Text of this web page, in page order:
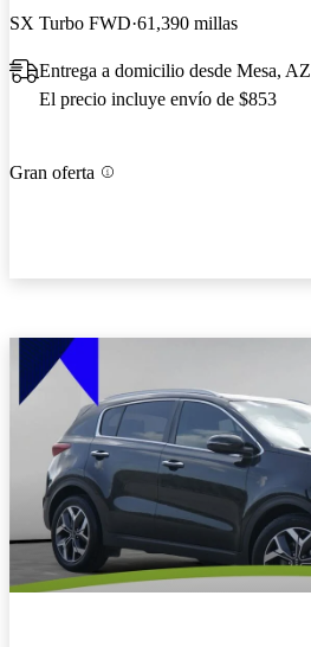
SX Turbo FWD 61,390 millas
Entrega a domicilio desde Mesa, AZ
El precio incluye envío de $853
Gran oferta